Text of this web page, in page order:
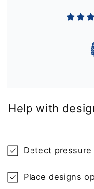
Help with
Detect pressure
Place designs